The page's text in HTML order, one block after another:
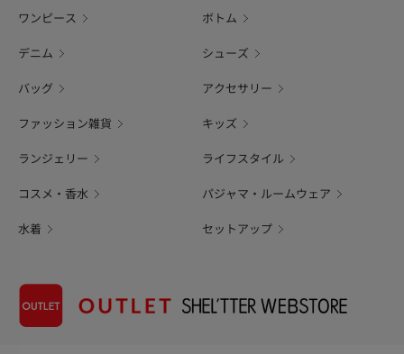
ワンピース ボトム
デニム シューズ
バッグ アクセサリー
ファッション雑貨 キッズ
ランジェリー ライフスタイル
コスメ・香水 パジャマ・ルームウェア
水着 セットアップ